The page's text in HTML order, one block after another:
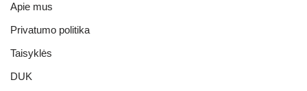
Apie mus
Privatumo politika
Taisyklės
DUK